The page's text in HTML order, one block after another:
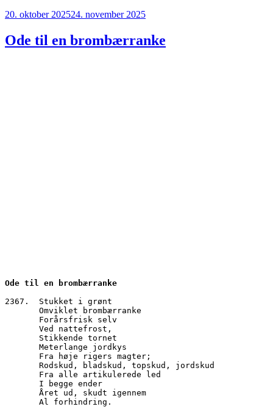
Udgivet
20. oktober 202524. november 2025
Ode til en brombærranke
Ode til en brombærranke
2367.  Stukket i grønt
       Omviklet brombærranke
       Forårsfrisk selv
       Ved nattefrost,
       Stikkende tornet
       Meterlange jordkys
       Fra høje rigers magter;
       Rodskud, bladskud, topskud, jordskud
       Fra alle artikulerede led
       I begge ender
       Året ud, skudt igennem
       Al forhindring.